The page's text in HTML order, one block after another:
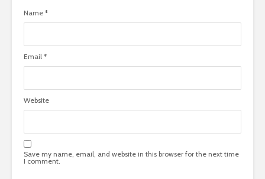
Name *
Email *
Website
Save my name, email, and website in this browser for the next time
I comment.